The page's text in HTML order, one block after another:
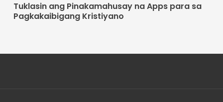
Tuklasin ang Pinakamahusay na Apps para sa
Pagkakaibigang Kristiyano